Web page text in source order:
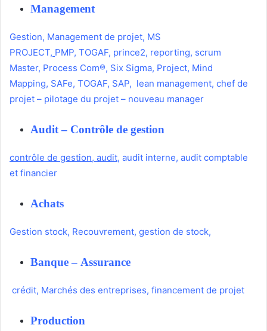
Management
Gestion, Management de projet, MS
PROJECT, PMP, TOGAF, prince2, reporting, scrum
Master, Process Com®, Six Sigma, Project, Mind
Mapping, SAFe, TOGAF, SAP, lean management, chef de
projet – pilotage du projet – nouveau manager
Audit – Contrôle de gestion
contrôle de gestion, audit, audit interne, audit comptable
et financier
Achats
Gestion stock, Recouvrement, gestion de stock,
Banque– Assurance
crédit, Marchés des entreprises, financement de projet
Production